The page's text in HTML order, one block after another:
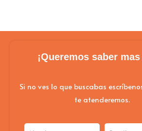
¡Queremos saber
Si no ves lo que buscabas
te atenderemos.